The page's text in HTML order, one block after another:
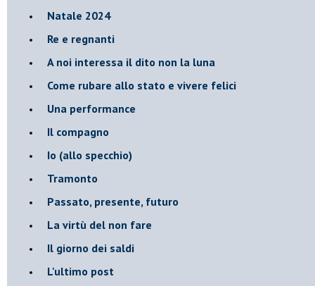
Natale 2024
Re e regnanti
A noi interessa il dito non la luna
Come rubare allo stato e vivere felici
Una performance
Il compagno
​Io (allo specchio)
Tramonto
Passato, presente, futuro
La virtù del non fare
Il giorno dei saldi
L'ultimo post